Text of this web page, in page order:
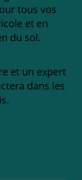
tous vos
et en
du sol.
et un expert
dans les